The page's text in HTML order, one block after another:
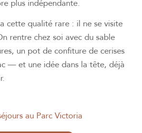
plus indépendante.
cette qualité rare : il ne se visite
rentre chez soi avec du sable
un pot de confiture de cerises
— et une idée dans la tête, déjà
au Parc Victoria